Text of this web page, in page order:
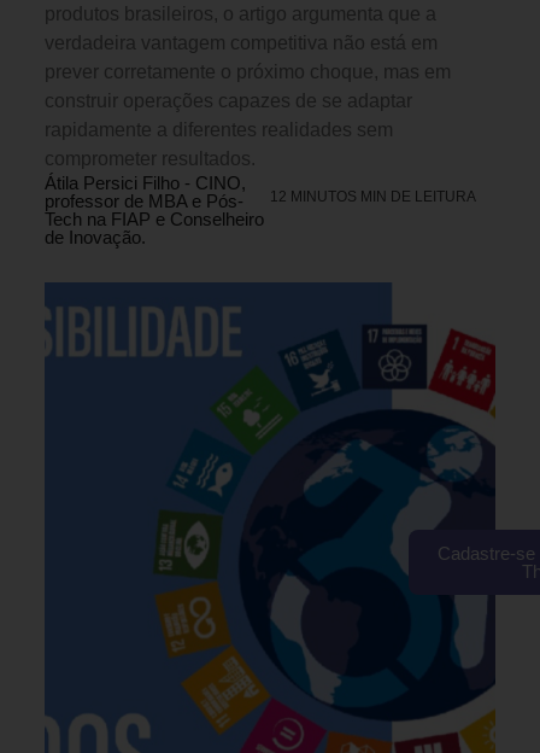
produtos brasileiros, o artigo argumenta que a
verdadeira vantagem competitiva não está em
prever corretamente o próximo choque, mas em
construir operações capazes de se adaptar
rapidamente a diferentes realidades sem
comprometer resultados.
Átila Persici Filho - CINO,
professor de MBA e Pós-
Tech na FIAP e Conselheiro
de Inovação.
12 MINUTOS MIN DE LEITURA
Cadastre-